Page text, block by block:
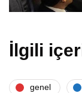
İlgili
genel